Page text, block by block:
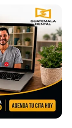
ำเร็จ
บุคคล เพื่อให้คุณได้รับ
ารเว็บไซต์นี้ต่อไปโดย
กกี้และนโยบายส่วน